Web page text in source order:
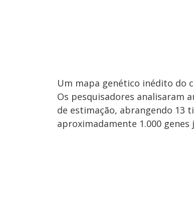
Um mapa genético inédito do
Os pesquisadores analisaram
de estimação, abrangendo 13
aproximadamente 1.000 genes